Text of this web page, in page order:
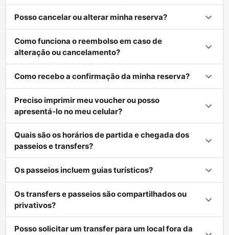
Posso cancelar ou alterar minha reserva?
Como funciona o reembolso em caso de
alteração ou cancelamento?
Como recebo a confirmação da minha reserva?
Preciso imprimir meu voucher ou posso
apresentá-lo no meu celular?
Quais são os horários de partida e chegada dos
passeios e transfers?
Os passeios incluem guias turísticos?
Os transfers e passeios são compartilhados ou
privativos?
Posso solicitar um transfer para um local fora da